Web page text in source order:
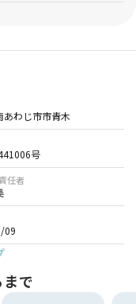
あわじ市市青木
号
任者
09
で